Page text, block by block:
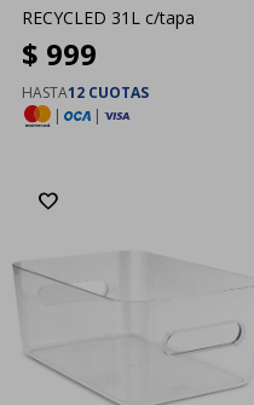
RECYCLED 31L c/tapa
$ 999
HASTA12 CUOTAS
|
|